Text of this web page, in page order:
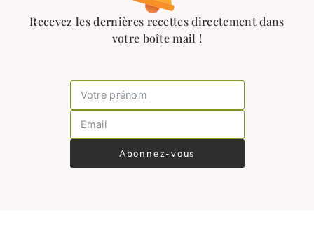
Recevez les dernières recettes directement dans
votre boîte mail !
Abonnez-vous